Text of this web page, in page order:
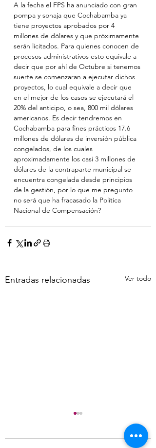
A la fecha el FPS ha anunciado con gran
pompa y sonaja que Cochabamba ya
tiene proyectos aprobados por 4
millones de dólares y que próximamente
serán licitados. Para quienes conocen de
procesos administrativos esto equivale a
decir que por ahí de Octubre si tenemos
suerte se comenzaran a ejecutar dichos
proyectos, lo cual equivale a decir que
en el mejor de los casos se ejecutará el
20% del anticipo, o sea, 800 mil dólares
americanos. Es decir tendremos en
Cochabamba para fines prácticos 17.6
millones de dólares de inversión pública
congelados, de los cuales
aproximadamente los casi 3 millones de
dólares de la contraparte municipal se
encuentra congelada desde principios
de la gestión, por lo que me pregunto
no será que ha fracasado la Política
Nacional de Compensación?
Entradas relacionadas Ver todo